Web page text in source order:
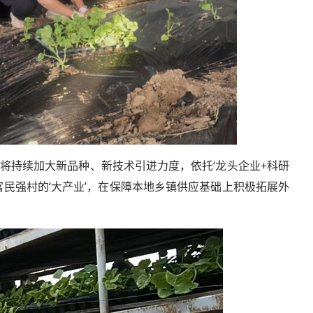
持续加大新品种、新技术引进力度，依托‘龙头企业+科研
强村的‘大产业’，在保障本地乡镇供应基础上积极拓展外